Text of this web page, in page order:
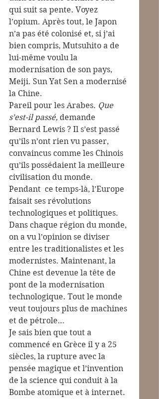
qui suit sa pente. Voyez
l’opium. Après tout, le Japon
n’a pas été colonisé et, si j’ai
bien compris, Mutsuhito a de
lui-même voulu la
modernisation de son pays,
Meiji. Sun Yat Sen a modernisé
la Chine.
Pareil pour les Arabes. Que
s’est-il passé, demande
Bernard Lewis ? Il s’est passé
qu’ils n’ont rien vu passer,
convaincus comme les Chinois
qu’ils possédaient la meilleure
civilisation du monde.
Pendant  ce temps-là, l’Europe
faisait ses révolutions
technologiques et politiques.
Dans chaque région du monde,
on a vu l’opinion se diviser
entre les traditionalistes et les
modernistes. Maintenant, la
Chine est devenue la tête de
pont de la modernisation
technologique. Tout le monde
veut toujours plus de machines
et de pétrole…
Je sais bien que tout a
commencé en Grèce il y a 25
siècles, la rupture avec la
pensée magique et l’invention
de la science qui conduit à la
Bombe atomique et à internet.